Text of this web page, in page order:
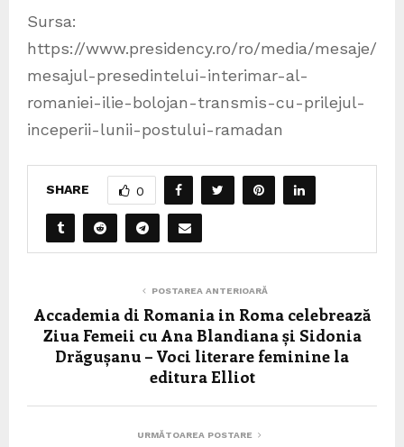
Sursa:
https://www.presidency.ro/ro/media/mesaje/
mesajul-presedintelui-interimar-al-
romaniei-ilie-bolojan-transmis-cu-prilejul-
inceperii-lunii-postului-ramadan
SHARE 0
POSTAREA ANTERIOARĂ
Accademia di Romania in Roma celebrează
Ziua Femeii cu Ana Blandiana și Sidonia
Drăgușanu – Voci literare feminine la
editura Elliot
URMĂTOAREA POSTARE